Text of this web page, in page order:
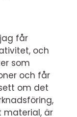
får
och
som
och får
om det
material, är